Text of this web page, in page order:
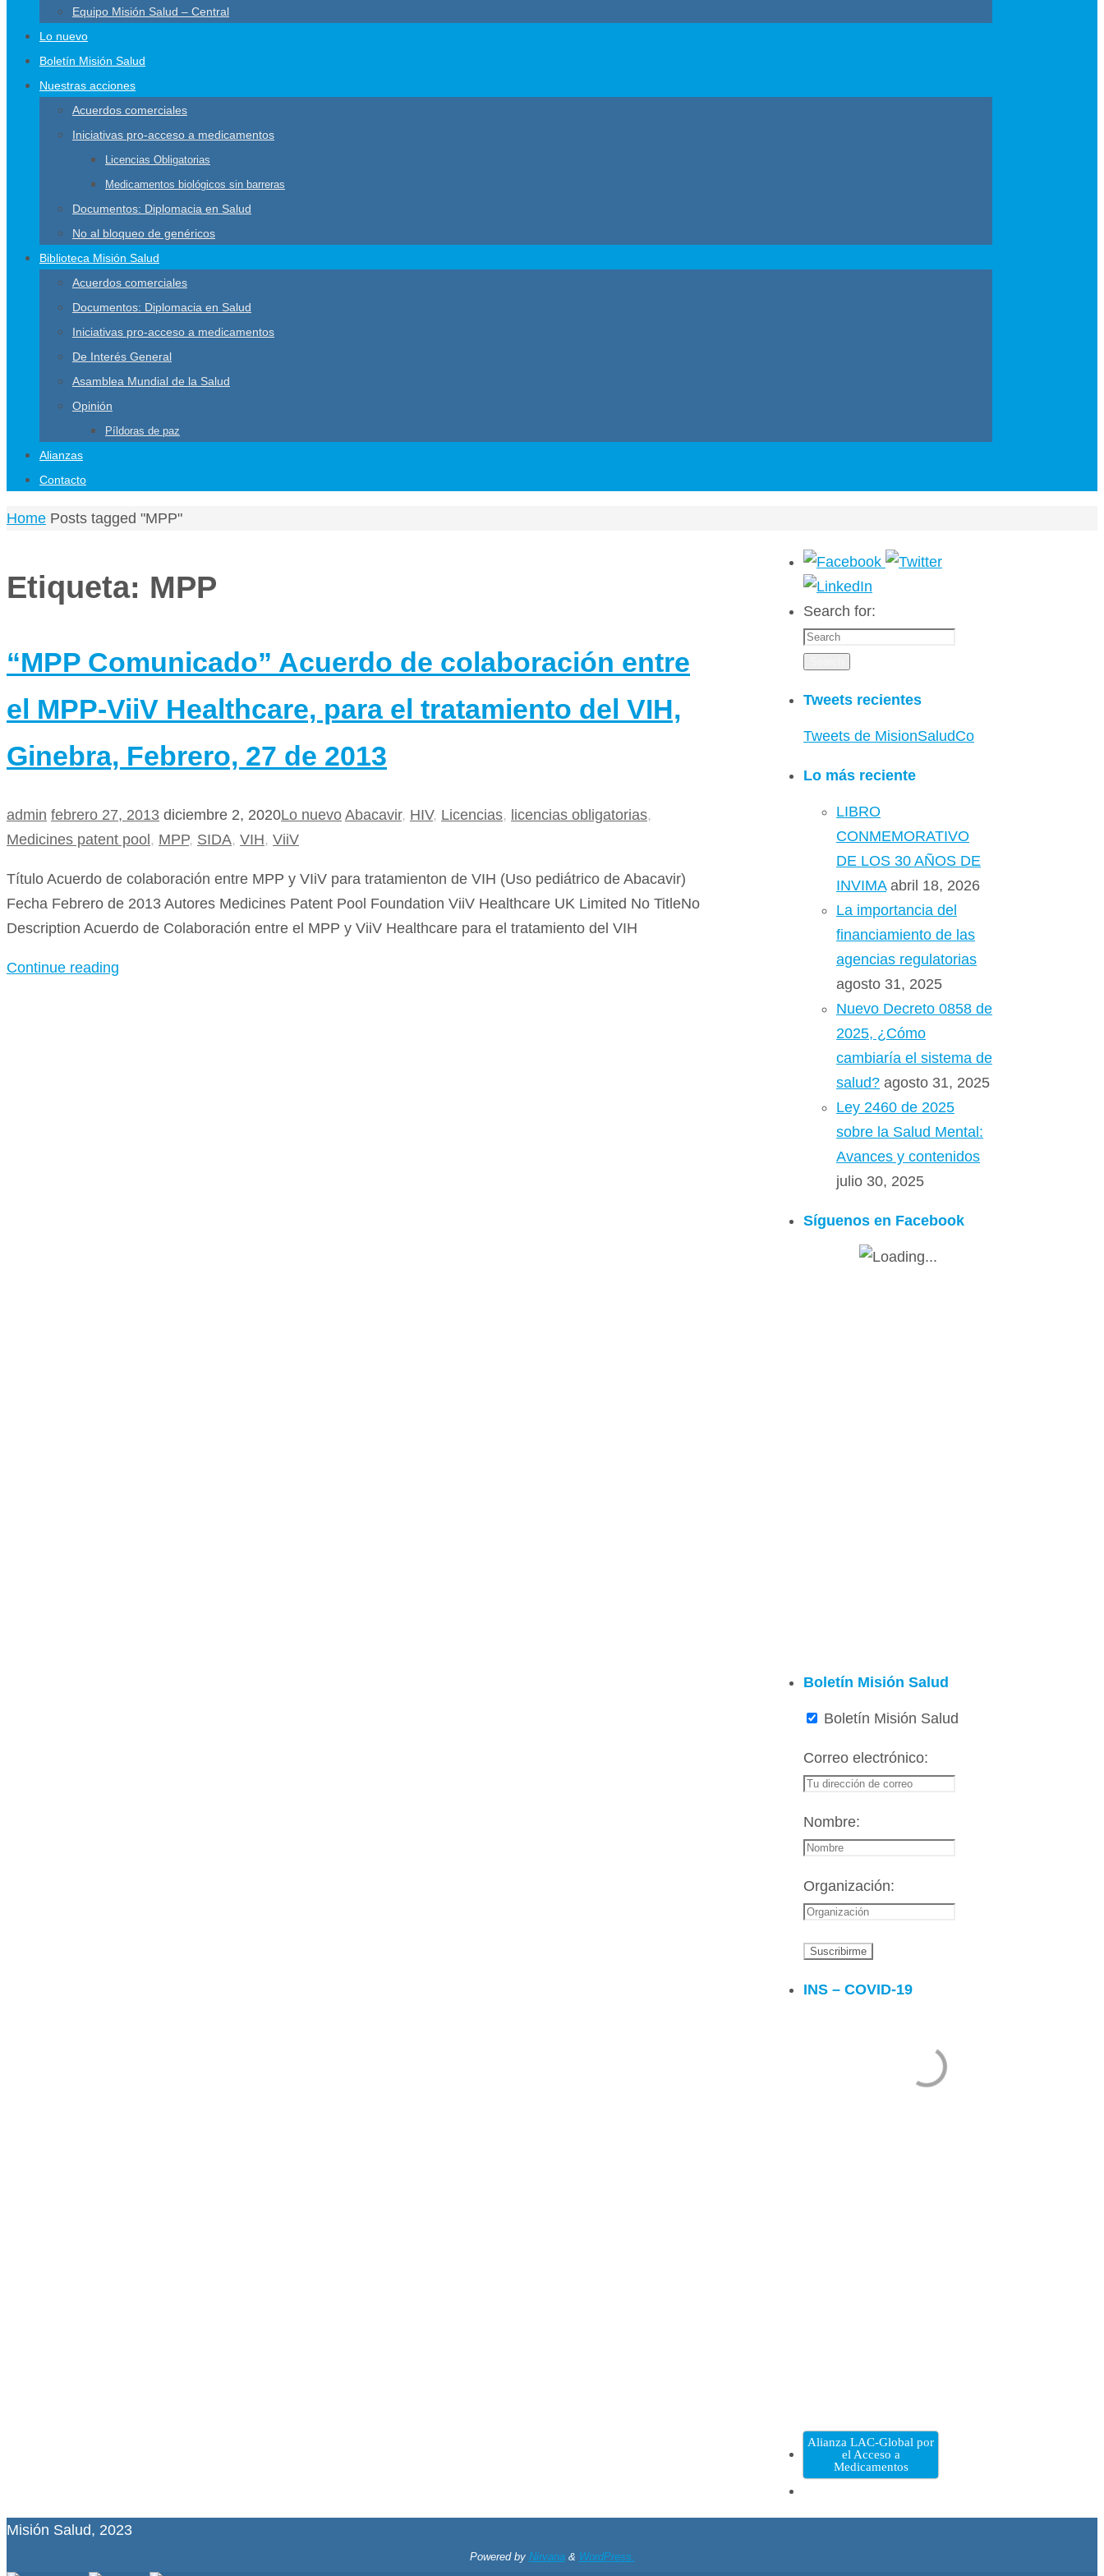
Equipo Misión Salud – Central
Lo nuevo
Boletín Misión Salud
Nuestras acciones
Acuerdos comerciales
Iniciativas pro-acceso a medicamentos
Licencias Obligatorias
Medicamentos biológicos sin barreras
Documentos: Diplomacia en Salud
No al bloqueo de genéricos
Biblioteca Misión Salud
Acuerdos comerciales
Documentos: Diplomacia en Salud
Iniciativas pro-acceso a medicamentos
De Interés General
Asamblea Mundial de la Salud
Opinión
Píldoras de paz
Alianzas
Contacto
Home Posts tagged "MPP"
Etiqueta: MPP
“MPP Comunicado” Acuerdo de colaboración entre
el MPP-ViiV Healthcare, para el tratamiento del VIH,
Ginebra, Febrero, 27 de 2013
admin febrero 27, 2013 diciembre 2, 2020Lo nuevo Abacavir, HIV, Licencias, licencias obligatorias,
Medicines patent pool , MPP, SIDA, VIH, ViiV
Título Acuerdo de colaboración entre MPP y VIiV para tratamienton de VIH (Uso pediátrico de Abacavir)
Fecha Febrero de 2013 Autores Medicines Patent Pool Foundation ViiV Healthcare UK Limited No TitleNo
Description Acuerdo de Colaboración entre el MPP y ViiV Healthcare para el tratamiento del VIH
Continue reading
Search for:
Tweets recientes
Tweets de MisionSaludCo
Lo más reciente
LIBRO
CONMEMORATIVO
DE LOS 30 AÑOS DE
INVIMA abril 18, 2026
La importancia del
financiamiento de las
agencias regulatorias
agosto 31, 2025
Nuevo Decreto 0858 de
2025, ¿Cómo
cambiaría el sistema de
salud? agosto 31, 2025
Ley 2460 de 2025
sobre la Salud Mental:
Avances y contenidos
julio 30, 2025
Síguenos en Facebook
Boletín Misión Salud
Boletín Misión Salud
Correo electrónico:
Nombre:
Organización:
INS – COVID-19
Alianza LAC-Global por
el Acceso a
Medicamentos
Misión Salud, 2023
Powered by Nirvana& WordPress.